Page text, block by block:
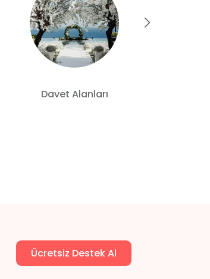
Davet Alanları
Ücretsiz Destek Al